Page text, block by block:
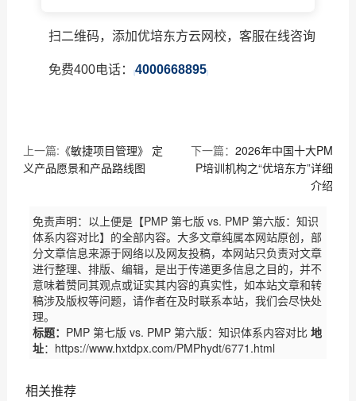
扫二维码，添加优培东方云网校，客服在线咨询
免费400电话： 4000668895
上一篇: 《敏捷项目管理》 定
义产品愿景和产品路线图
下一篇：2026年中国十大PM
P培训机构之“优培东方”详细
介绍
免责声明：以上便是【PMP 第七版 vs. PMP 第六版：知识
体系内容对比】的全部内容。大多文章纯属本网站原创，部
分文章信息来源于网络以及网友投稿，本网站只负责对文章
进行整理、排版、编辑，是出于传递更多信息之目的，并不
意味着赞同其观点或证实其内容的真实性，如本站文章和转
稿涉及版权等问题，请作者在及时联系本站，我们会尽快处
理。
标题： PMP 第七版 vs. PMP 第六版：知识体系内容对比 地
址：https://www.hxtdpx.com/PMPhydt/6771.html
相关推荐